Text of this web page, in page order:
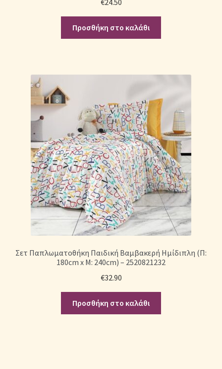
€24.50
Προσθήκη στο καλάθι
Σετ Παπλωματοθήκη Παιδική Βαμβακερή Ημίδιπλη (Π:
180cm x Μ: 240cm) – 2520821232
€32.90
Προσθήκη στο καλάθι